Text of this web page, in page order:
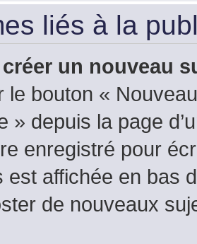
liés à la
un nouveau
le bouton «
» depuis la page
enregistré pour
est affichée en bas
de nouveaux